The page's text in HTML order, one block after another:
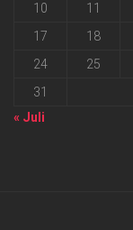
10
11
17
18
24
25
31
« Juli